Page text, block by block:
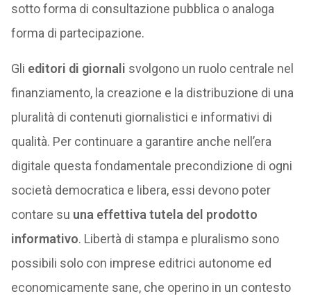
sotto forma di consultazione pubblica o analoga
forma di partecipazione.
Gli editori di giornali svolgono un ruolo centrale nel
finanziamento, la creazione e la distribuzione di una
pluralità di contenuti giornalistici e informativi di
qualità. Per continuare a garantire anche nell’era
digitale questa fondamentale precondizione di ogni
società democratica e libera, essi devono poter
contare su una effettiva tutela del prodotto
informativo. Libertà di stampa e pluralismo sono
possibili solo con imprese editrici autonome ed
economicamente sane, che operino in un contesto